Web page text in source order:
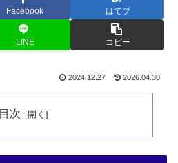
Facebook はてブ
LINE コピー
2024.12.27 2026.04.30
目次